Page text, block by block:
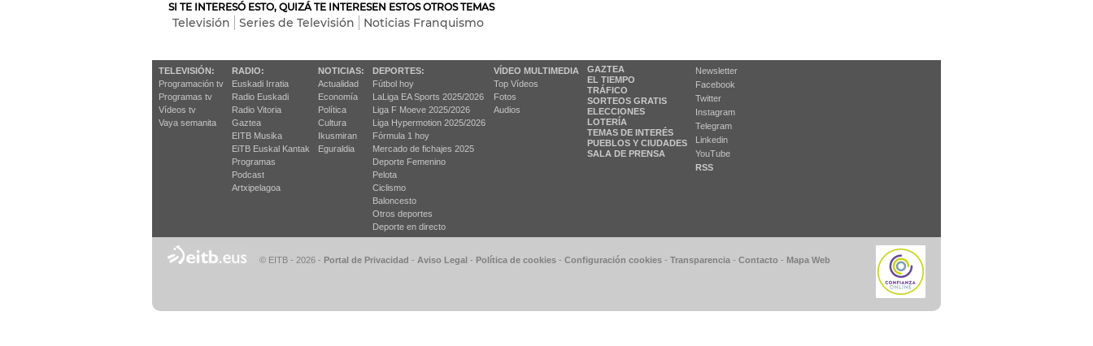
SI TE INTERESÓ ESTO, QUIZÁ TE INTERESEN ESTOS OTROS TEMAS
Televisión Series de Televisión Noticias Franquismo
TELEVISIÓN:
Programación tv
Programas tv
Vídeos tv
Vaya semanita
RADIO:
Euskadi Irratia
Radio Euskadi
Radio Vitoria
Gaztea
EITB Musika
EiTB Euskal Kantak
Programas
Podcast
Artxipelagoa
NOTICIAS:
Actualidad
Economía
Política
Cultura
Ikusmiran
Eguraldia
DEPORTES:
Fútbol hoy
LaLiga EA Sports 2025/2026
Liga F Moeve 2025/2026
Liga Hypermotion 2025/2026
Fórmula 1 hoy
Mercado de fichajes 2025
Deporte Femenino
Pelota
Ciclismo
Baloncesto
Otros deportes
Deporte en directo
VÍDEO MULTIMEDIA
Top Vídeos
Fotos
Audios
GAZTEA
EL TIEMPO
TRÁFICO
SORTEOS GRATIS
ELECCIONES
LOTERÍA
TEMAS DE INTERÉS
PUEBLOS Y CIUDADES
SALA DE PRENSA
Newsletter
Facebook
Twitter
Instagram
Telegram
Linkedin
YouTube
RSS
© EITB - 2026 - Portal de Privacidad - Aviso Legal - Política de cookies - Configuración cookies - Transparencia - Contacto - Mapa Web